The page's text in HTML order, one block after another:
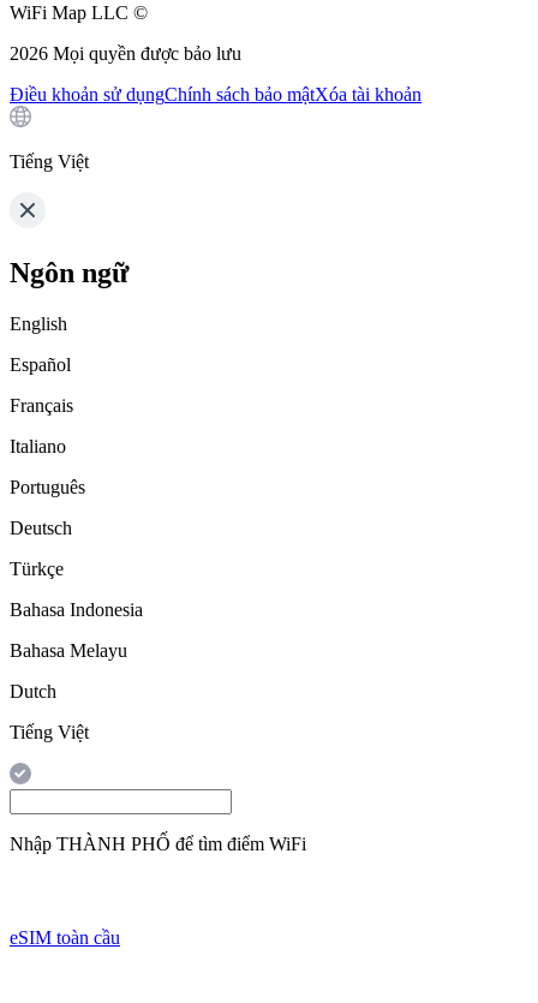
WiFi Map LLC ©
2026 Mọi quyền được bảo lưu
Điều khoản sử dụngChính sách bảo mậtXóa tài khoản
Tiếng Việt
Ngôn ngữ
English
Español
Français
Italiano
Português
Deutsch
Türkçe
Bahasa Indonesia
Bahasa Melayu
Dutch
Tiếng Việt
Nhập THÀNH PHỐ để tìm điểm WiFi
eSIM toàn cầu